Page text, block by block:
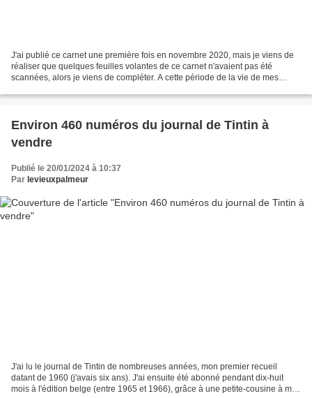
J'ai publié ce carnet une première fois en novembre 2020, mais je viens de
réaliser que quelques feuilles volantes de ce carnet n'avaient pas été
scannées, alors je viens de compléter. A cette période de la vie de mes
Environ 460 numéros du journal de Tintin à
vendre
Publié le 20/01/2024 à 10:37
Par levieuxpalmeur
J'ai lu le journal de Tintin de nombreuses années, mon premier recueil
datant de 1960 (j'avais six ans). J'ai ensuite été abonné pendant dix-huit
mois à l'édition belge (entre 1965 et 1966), grâce à une petite-cousine à ma